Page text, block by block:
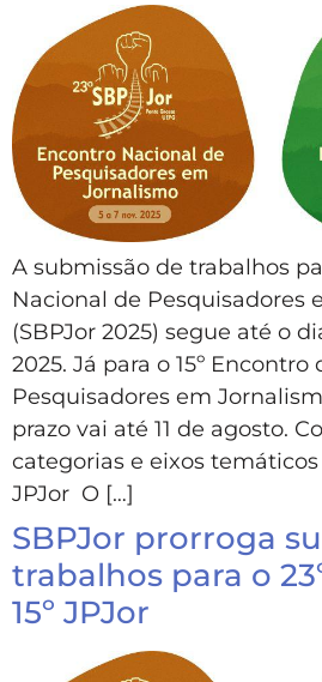
A submissão de trabalhos
Nacional de Pesquisadores
(SBPJor 2025) segue até o
2025. Já para o 15º Encontro
Pesquisadores em
prazo vai até 11 de agosto.
categorias e eixos
JPJor O […]
SBPJor prorroga
trabalhos para o
15º JPJor